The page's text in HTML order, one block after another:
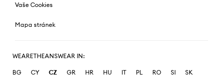
Vaše Cookies
Mapa stránek
WEARETHEANSWEAR IN:
BG CY CZ GR HR HU IT PL RO SI SK